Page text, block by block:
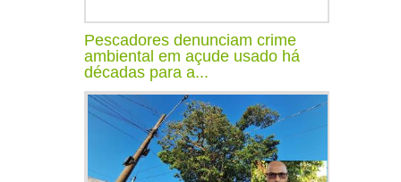
Pescadores denunciam crime
ambiental em açude usado há
décadas para a...